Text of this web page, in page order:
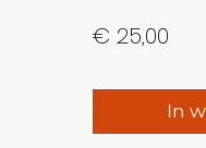
€ 25,00Prijs
In